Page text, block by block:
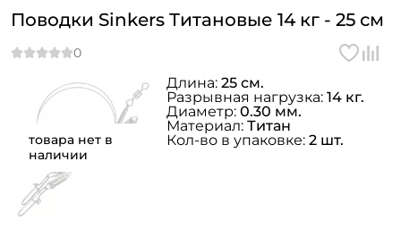
товара нет в
наличии
Поводки Sinkers Титановые 14 кг - 25 см
Длина: 25 см.
Разрывная нагрузка: 14 кг.
Диаметр: 0.30 мм.
Материал: Титан
Кол-во в упаковке: 2 шт.